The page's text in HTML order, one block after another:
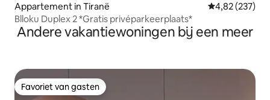
Appartement in Tiranë Gemiddelde
4,82 (237)
Blloku Duplex 2 *Gratis privéparkeerplaats*
Andere vakantiewoningen bij een meer
Favoriet van gasten
Favoriet van gasten